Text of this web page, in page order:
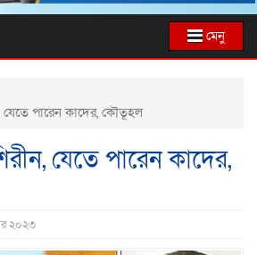
মেনু
যেতে পারেন কাদের, কৌতূহল
যেতে পারেন কাদের,
২০২৩